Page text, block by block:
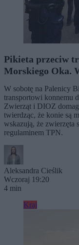
Pikieta przeciw
Morskiego Oka.
W sobotę na Palenicy
transportowi konnemu
Zwierząt i DIOZ
twierdząc, że konie są
wskazują, że zwierzęta
regulaminem TPN.
Aleksandra Cieślik
Wczoraj 19:20
4 min
Kraj